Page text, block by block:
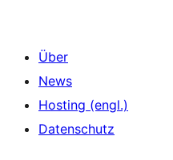
Über
News
Hosting (engl.)
Datenschutz